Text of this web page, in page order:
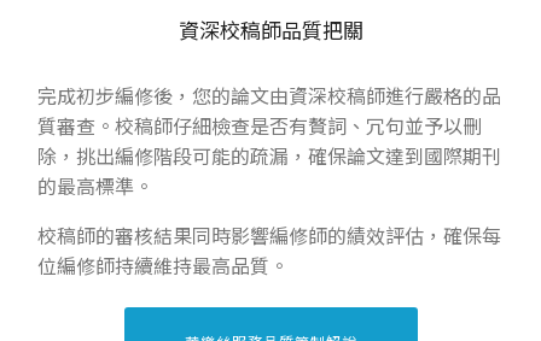
資深校稿師品質把關
完成初步編修後，您的論文由資深校稿師進行嚴格的品
質審查。校稿師仔細檢查是否有贅詞、冗句並予以刪
除，挑出編修階段可能的疏漏，確保論文達到國際期刊
的最高標準。
校稿師的審核結果同時影響編修師的績效評估，確保每
位編修師持續維持最高品質。